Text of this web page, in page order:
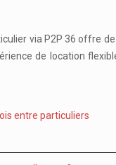
via P2P 36 offre
de location
entre particuliers